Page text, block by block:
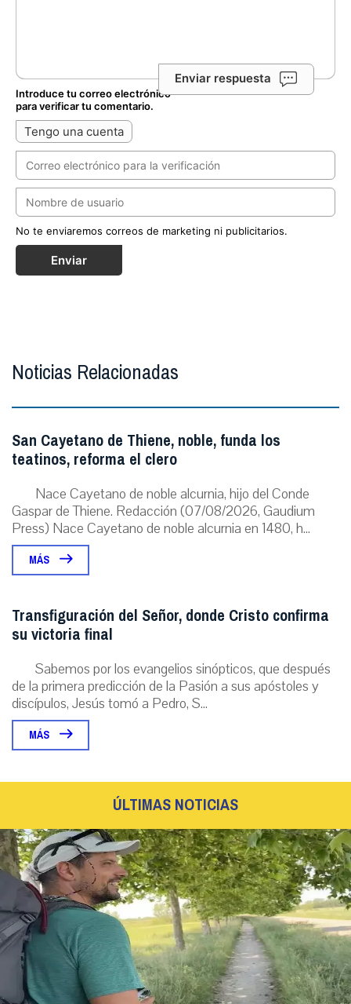
Enviar respuesta
Introduce tu correo electrónico
para verificar tu comentario.
Tengo una cuenta
No te enviaremos correos de marketing ni publicitarios.
Enviar
Noticias Relacionadas
San Cayetano de Thiene, noble, funda los
teatinos, reforma el clero
Nace Cayetano de noble alcurnia, hijo del Conde
Gaspar de Thiene. Redacción (07/08/2026, Gaudium
Press) Nace Cayetano de noble alcurnia en 1480, h...
MÁS
Transfiguración del Señor, donde Cristo confirma
su victoria final
Sabemos por los evangelios sinópticos, que después
de la primera predicción de la Pasión a sus apóstoles y
discípulos, Jesús tomó a Pedro, S...
MÁS
ÚLTIMAS NOTICIAS